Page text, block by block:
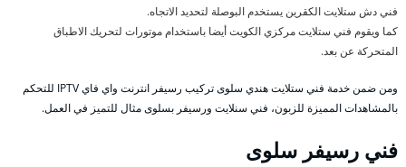
فني دش ستلايت الكقرين يستخدم البوصلة لتحديد الاتجاه.
كما ويقوم فني ستلايت مركزي الكويت أيضا باستخدام موتورات لتحريك الاطباق
المتحركة عن بعد.
ومن ضمن خدمة فني ستلايت هندي سلوى تركيب رسيفر انترنت واي فاي IPTV للتحكم
بالمشاهدات المميزة للزبون، فني سنلايت ورسيفر بسلوى مثال للتميز في العمل.
فني رسيفر سلوى